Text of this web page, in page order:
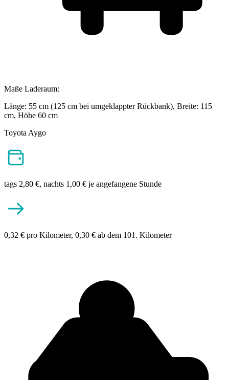
Maße Laderaum:
Länge: 55 cm (125 cm bei umgeklappter Rückbank), Breite: 115
cm, Höhe 60 cm
Toyota Aygo
tags 2,80 €, nachts 1,00 € je angefangene Stunde
0,32 € pro Kilometer, 0,30 € ab dem 101. Kilometer